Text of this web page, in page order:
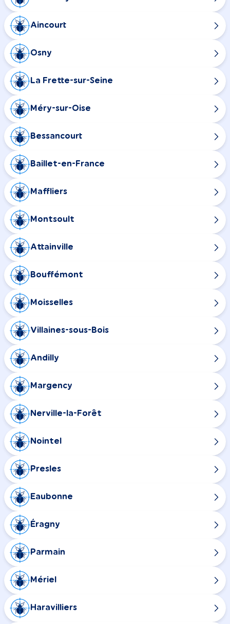
Aincourt
Osny
La Frette-sur-Seine
Méry-sur-Oise
Bessancourt
Baillet-en-France
Maffliers
Montsoult
Attainville
Bouffémont
Moisselles
Villaines-sous-Bois
Andilly
Margency
Nerville-la-Forêt
Nointel
Presles
Eaubonne
Éragny
Parmain
Mériel
Haravilliers